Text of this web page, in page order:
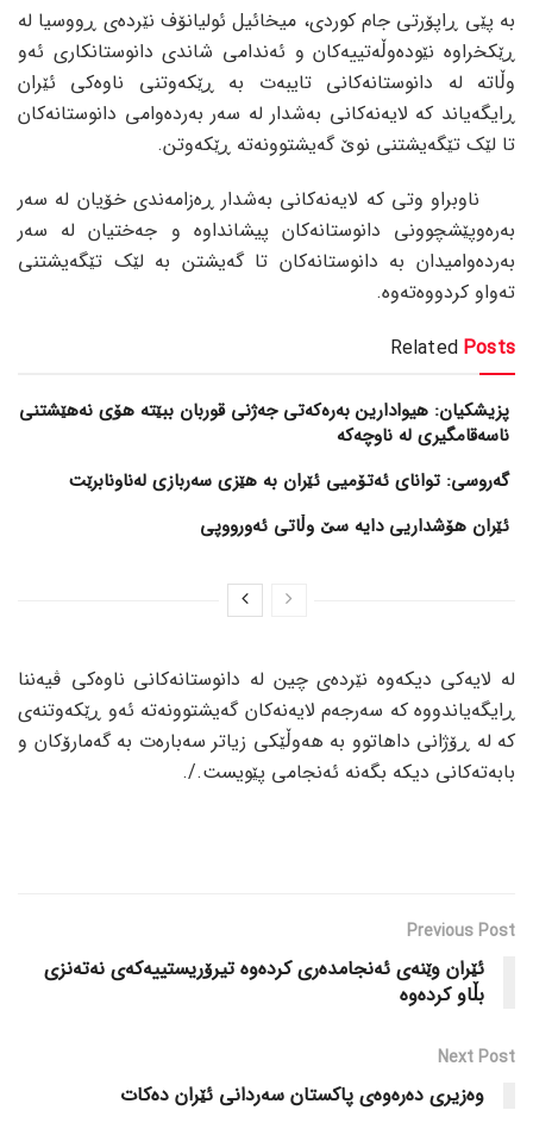
بە پێی ڕاپۆرتی جام کوردی، میخائیل ئولیانۆف نێردەی ڕووسیا لە
ڕێکخراوە نێودەوڵەتییەکان و ئەندامی شاندی دانوستانکاری ئەو
وڵاتە لە دانوستانەکانی تایبەت بە ڕێکەوتنی ناوەکی ئێران
ڕایگەیاند کە لایەنەکانی بەشدار لە سەر بەردەوامی دانوستانەکان
تا لێک تێگەیشتنی نوێ گەیشتوونەتە ڕێکەوتن.
ناوبراو وتی کە لایەنەکانی بەشدار ڕەزامەندی خۆیان لە سەر
بەرەوپێشچوونی دانوستانەکان پیشانداوە و جەختیان لە سەر
بەردەوامیدان بە دانوستانەکان تا گەیشتن بە لێک تێگەیشتنی
تەواو کردووەتەوە.
Related Posts
پزیشکیان: هیوادارین بەرەکەتی جەژنی قوربان ببێتە هۆی نەهێشتنی
ناسەقامگیری لە ناوچەکە
گەروسی: توانای ئەتۆمیی ئێران بە هێزی سەربازی لەناونابرێت
ئێران هۆشداریی دایە سێ وڵاتی ئەورووپی
لە لایەکی دیکەوە نێردەی چین لە دانوستانەکانی ناوەکی ڤیەننا
ڕایگەیاندووە کە سەرجەم لایەنەکان گەیشتوونەتە ئەو ڕێکەوتنەی
کە لە ڕۆژانی داهاتوو بە هەوڵێکی زیاتر سەبارەت بە گەمارۆکان و
بابەتەکانی دیکە بگەنە ئەنجامی پێویست./.
Previous Post
ئێران وێنەی ئەنجامدەری کردەوە تیرۆریستییەکەی نەتەنزی
بڵاو کردەوە
Next Post
وەزیری دەرەوەی پاکستان سەردانی ئێران دەکات